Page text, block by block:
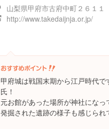
山梨県甲府市古府中町２６１１
http://www.takedaijnja.or.jp/
甲府城は戦国末期から江戸時代
氏！
元お館があった場所が神社になっ
発掘された遺跡の様子も感じられ